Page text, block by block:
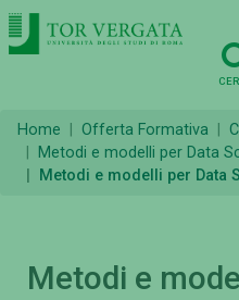
Home Offerta Formativa
Metodi e modelli per Data
Metodi e modelli per Data
Metodi e